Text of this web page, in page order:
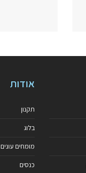
אודות
תקנון
בלוג
מומחים עונים
כנסים